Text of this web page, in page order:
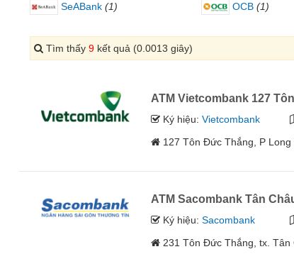
SeABank (1) OCB (1)
Tìm thấy 9 kết quả (0.0013 giây)
ATM Vietcombank 127
Ký hiệu:Vietcombank
127 Tôn Đức Thắng, P Long
ATM Sacombank Tân
Ký hiệu:Sacombank
231 Tôn Đức Thắng, tx. Tân